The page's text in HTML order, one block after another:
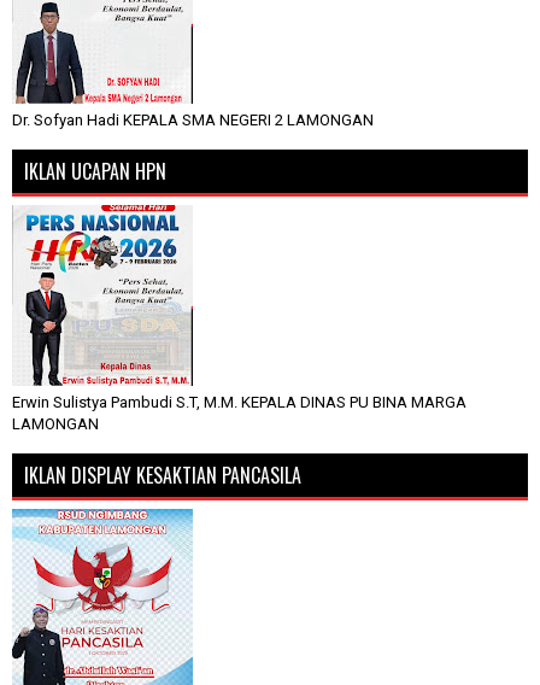
Dr. Sofyan Hadi KEPALA SMA NEGERI 2 LAMONGAN
IKLAN UCAPAN HPN
Erwin Sulistya Pambudi S.T, M.M. KEPALA DINAS PU BINA MARGA
LAMONGAN
IKLAN DISPLAY KESAKTIAN PANCASILA